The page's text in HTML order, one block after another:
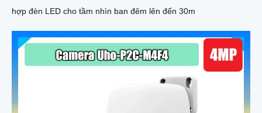
hợp đèn LED cho tầm nhìn ban đêm lên đến 30m